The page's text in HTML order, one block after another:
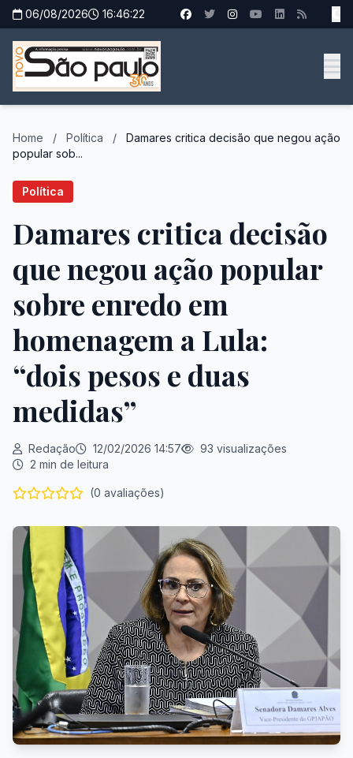
06/08/2026 16:46:23
Home / Política /
Damares critica decisão que negou ação
popular sob...
Política
Damares critica decisão
que negou ação popular
sobre enredo em
homenagem a Lula:
“dois pesos e duas
medidas”
Redação 12/02/2026 14:57
93 visualizações
2 min de leitura
(0 avaliações)